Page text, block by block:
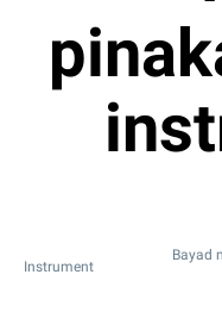
Instrument
Bayad